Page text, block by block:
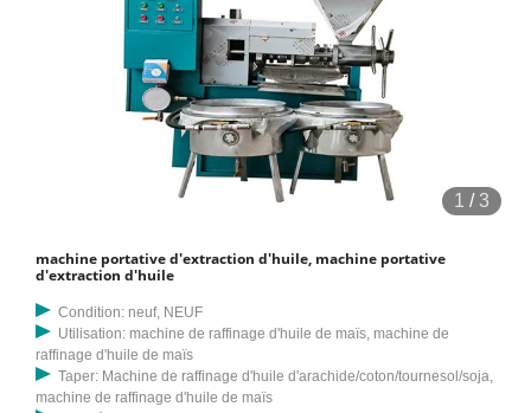
1 /3
machine portative d'extraction d'huile, machine portative
d'extraction d'huile
Condition: neuf, NEUF
Utilisation: machine de raffinage d'huile de maïs, machine de
raffinage d'huile de maïs
Taper: Machine de raffinage d'huile d'arachide/coton/tournesol/soja,
machine de raffinage d'huile de maïs